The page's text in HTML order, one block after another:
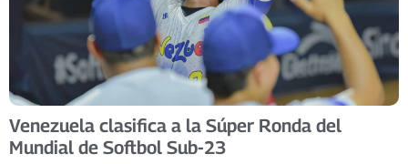
Venezuela clasifica a la Súper Ronda del
Mundial de Softbol Sub-23